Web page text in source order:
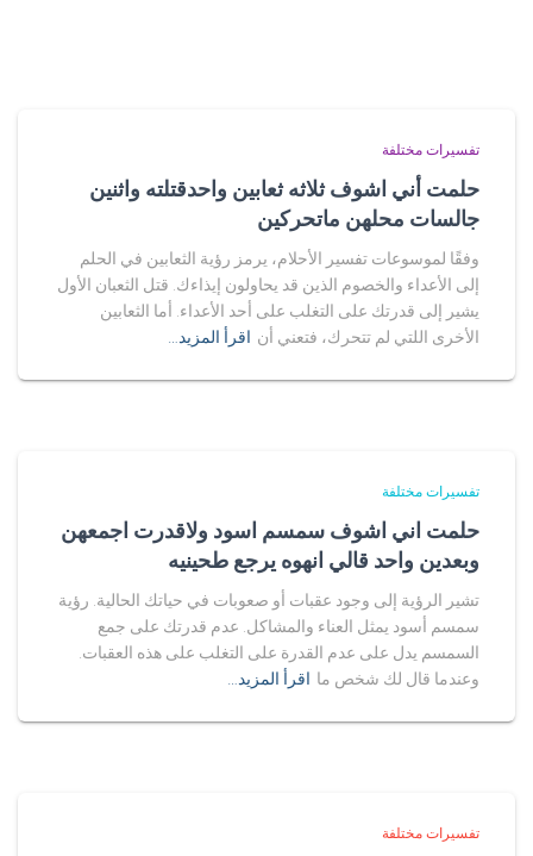
تفسيرات مختلفة
حلمت أني اشوف ثلاثه ثعابين واحدقتلته واثنين
جالسات محلهن ماتحركين
وفقًا لموسوعات تفسير الأحلام، يرمز رؤية الثعابين في الحلم
إلى الأعداء والخصوم الذين قد يحاولون إيذاءك. قتل الثعبان الأول
يشير إلى قدرتك على التغلب على أحد الأعداء. أما الثعابين
الأخرى اللتي لم تتحرك، فتعني أن اقرأ المزيد…
تفسيرات مختلفة
حلمت اني اشوف سمسم اسود ولاقدرت اجمعهن
وبعدين واحد قالي انهوه يرجع طحينيه
تشير الرؤية إلى وجود عقبات أو صعوبات في حياتك الحالية. رؤية
سمسم أسود يمثل العناء والمشاكل. عدم قدرتك على جمع
السمسم يدل على عدم القدرة على التغلب على هذه العقبات.
وعندما قال لك شخص ما اقرأ المزيد…
تفسيرات مختلفة